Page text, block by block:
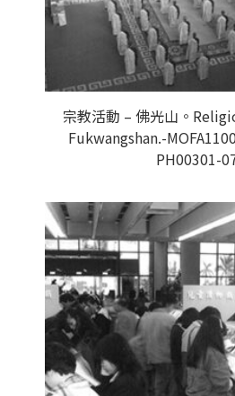
宗教活動 – 佛光山。
Fukwangshan.-
PH00301-